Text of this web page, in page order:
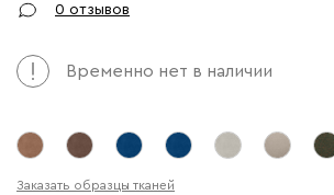
0 отзывов
Временно нет в наличии
Заказать образцы тканей